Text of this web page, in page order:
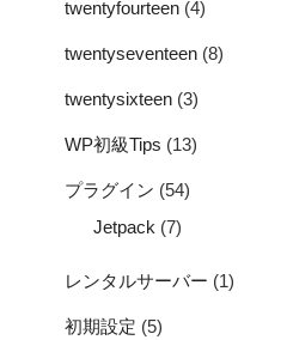
twentyfourteen (4)
twentyseventeen (8)
twentysixteen (3)
WP初級Tips (13)
プラグイン (54)
Jetpack (7)
レンタルサーバー (1)
初期設定 (5)